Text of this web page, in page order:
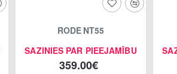
SAZINIES PAR PIEEJAMĪBU
RODE NT55
359.00€